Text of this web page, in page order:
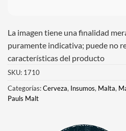
La imagen tiene una finalidad
puramente indicativa; puede no
características del producto
SKU: 1710
Categorías:Cerveza, Insumos, Malta,
Pauls Malt